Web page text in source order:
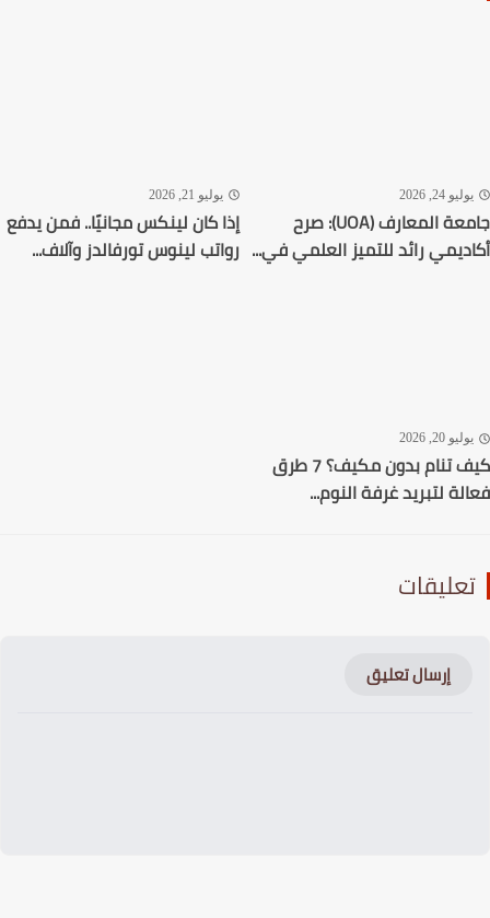
24, 2026
جامعة المعارف (UOA): صرح
رائد للتميز العلمي في...
يوليو 21, 2026
إذا كان لينكس مجانيًا.. فمن يدفع
رواتب لينوس تورفالدز وآلاف...
20, 2026
كيف تنام بدون مكيف؟ 7 طرق
لتبريد غرفة النوم...
إرسال تعليق